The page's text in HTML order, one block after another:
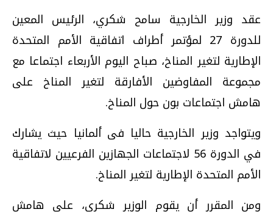
عقد وزير الخارجية سامح شكري، الرئيس المعين
للدورة 27 لمؤتمر أطراف اتفاقية الأمم المتحدة
الإطارية لتغير المناخ، صباح اليوم الأربعاء اجتماعا مع
مجموعة المفاوضين الأفارقة لتغير المناخ على
هامش اجتماعات بون حول المناخ.
ويتواجد وزير الخارجية حاليا فى ألمانيا حيث يشارك
في الدورة 56 لاجتماعات الجهازين الفرعيين لاتفاقية
الأمم المتحدة الإطارية لتغير المناخ.
ومن المقرر أن يقوم الوزير شكري، على هامش